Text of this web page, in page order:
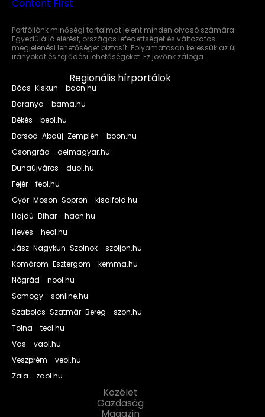
Portfóliónk minőségi tartalmat jelent minden olvasó számára.
Egyedülálló elérést, országos lefedettséget és változatos
megjelenési lehetőséget biztosít. Folyamatosan keressük az új
irányokat és fejlődési lehetőségeket. Ez jövőnk záloga.
Regionális hírportálok
Bács-Kiskun - baon.hu
Baranya - bama.hu
Békés - beol.hu
Borsod-Abaúj-Zemplén - boon.hu
Csongrád - delmagyar.hu
Dunaújváros - duol.hu
Fejér - feol.hu
Győr-Moson-Sopron - kisalfold.hu
Hajdú-Bihar - haon.hu
Heves - heol.hu
Jász-Nagykun-Szolnok - szoljon.hu
Komárom-Esztergom - kemma.hu
Nógrád - nool.hu
Somogy - sonline.hu
Szabolcs-Szatmár-Bereg - szon.hu
Tolna - teol.hu
Vas - vaol.hu
Veszprém - veol.hu
Zala - zaol.hu
Közélet
Gazdaság
Magazin